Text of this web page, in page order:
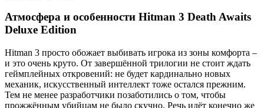
Атмосфера и особенности Hitman 3 Death Awaits
Deluxe Edition
Hitman 3 просто обожает выбивать игрока из зоны комфорта –
и это очень круто. От завершённой трилогии не стоит ждать
геймплейных откровений: не будет кардинально новых
механик, искусственный интеллект тоже остался прежним.
Тем не менее разработчики позаботились о том, чтобы
прожжённым убийцам не было скучно. Речь идёт конечно же